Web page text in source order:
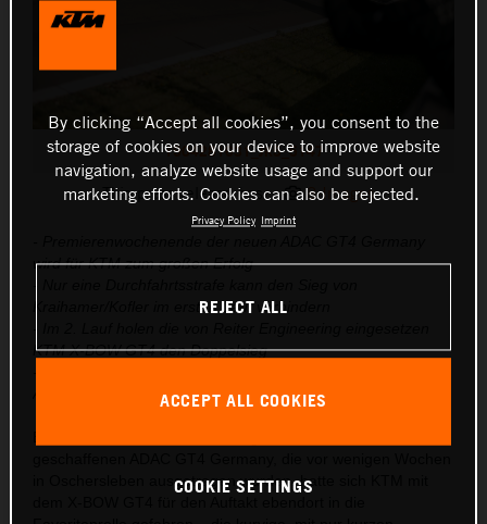
1904281631_JK5_5147
This press release has: 8 Images
wird für KTM zum großen Erfolg
Kraihamer/Kofler im ersten Lauf verhindern
KTM X-BOW GT4 den Doppelsieg
Auftakt auch die Gesamtwertung an
in Oschersleben ausgetragen wurden, hatte sich KTM mit
By clicking “Accept all cookies”, you consent to the
storage of cookies on your device to improve website
navigation, analyze website usage and support our
marketing efforts. Cookies can also be rejected.
Privacy Policy Imprint
REJECT ALL
ACCEPT ALL COOKIES
COOKIE SETTINGS